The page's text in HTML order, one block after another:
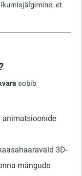
et
sobib
animatsioonide
3D-
mängude